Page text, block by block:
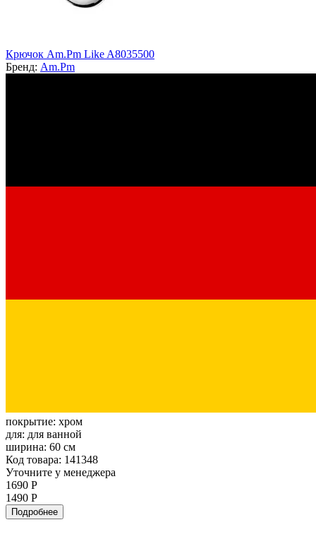
Крючок Am.Pm Like A8035500
Бренд: Am.Pm
покрытие: хром
для: для ванной
ширина: 60 см
Код товара: 141348
Уточните у менеджера
1690 Р
1490 Р
Подробнее